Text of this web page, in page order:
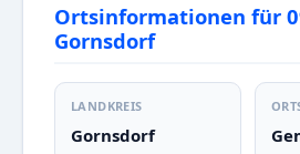
Ortsinformationen für
Gornsdorf
LANDKREIS
Gornsdorf